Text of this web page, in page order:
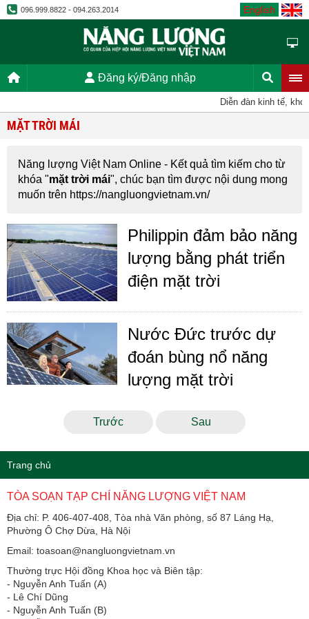
096.999.8822 - 094.263.2014 English
Đăng ký/Đăng nhập
Diễn đàn kinh tế,
MẶT TRỜI MÁI
Năng lượng Việt Nam Online - Kết quả tìm kiếm cho từ
khóa "mặt trời mái", chúc bạn tìm được nội dung mong
muốn trên https://nangluongvietnam.vn/
Philippin đảm bảo năng
lượng bằng phát triển
điện mặt trời
Nước Đức trước dự
đoán bùng nổ năng
lượng mặt trời
Trước Sau
Trang chủ
TÒA SOẠN TẠP CHÍ NĂNG LƯỢNG VIỆT NAM
Địa chỉ: P. 406-407-408, Tòa nhà Văn phòng, số 87 Láng Hạ,
Phường Ô Chợ Dừa, Hà Nội
Email: toasoan@nangluongvietnam.vn
Thường trực Hội đồng Khoa học và Biên tập:
​​​​​​- Nguyễn Anh Tuấn (A)
- Lê Chí Dũng
- Nguyễn Anh Tuấn (B)